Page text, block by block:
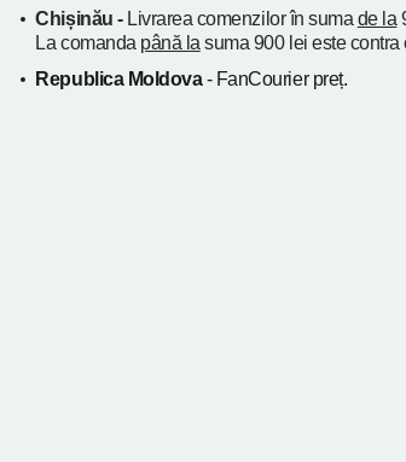
Chișinău - Livrarea comenzilor în suma de la
La comanda până la suma 900 lei este contra
Republica Moldova- FanCourier preț.